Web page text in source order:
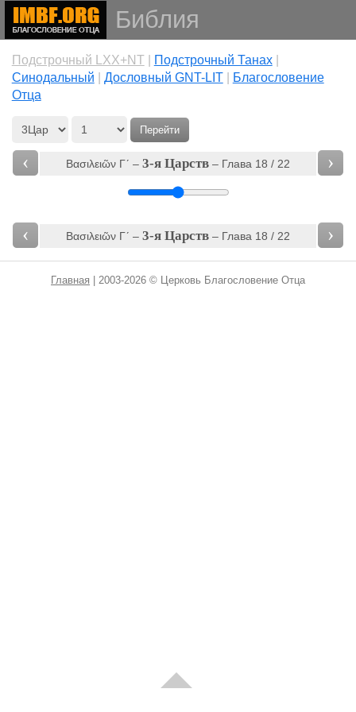
Библия
Подстрочный LXX+NT| Подстрочный Танах|
Cинодальный
Дословный GNT-LIT|
Благословение
Отца
Перейти
‹ Βασιλειῶν Γʹ‎ – 3-я Царств– Глава 18 / 22 ›
‹ Βασιλειῶν Γʹ‎ – 3-я Царств– Глава 18 / 22 ›
Главная | 2003-2026 © Церковь Благословение Отца